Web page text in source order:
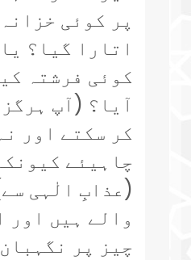
پر کوئی
اتارا گیا؟
کوئی فرشتہ
آیا؟ (آپ
کر سکتے اور
چاہیئے
(عذابِ الٰہی
والے ہیں اور
چیز پر